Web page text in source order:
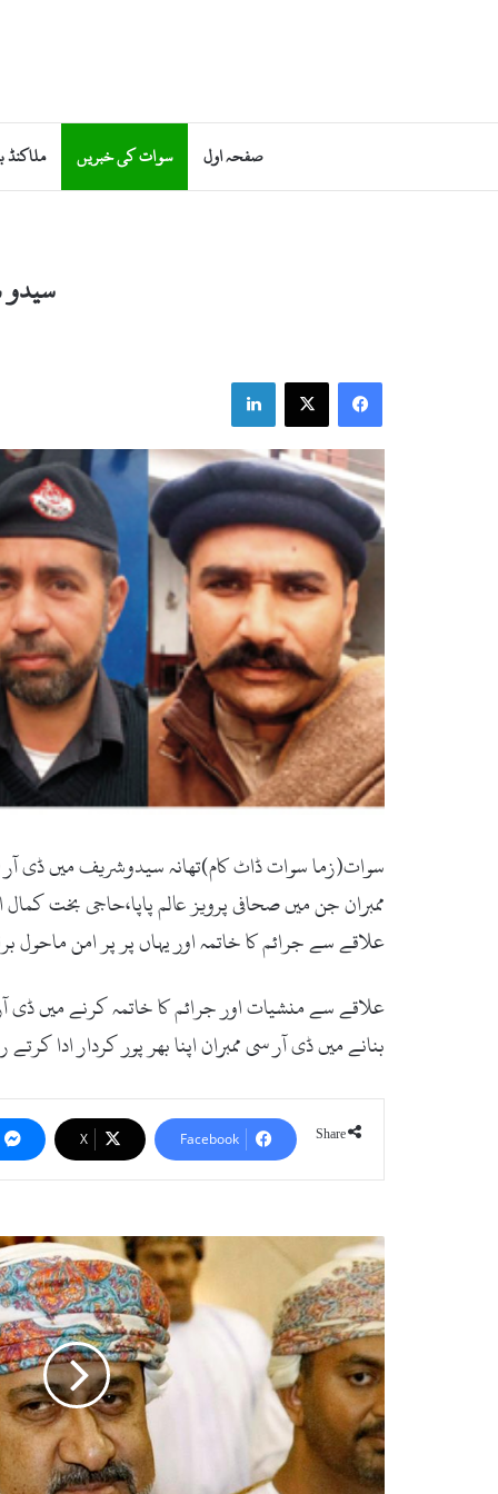
صفحہ اول سوات کی خبریں
Facebook
X
سوات(زما سوات ڈاٹ کام)تھانہ سیدوشریف میں ڈی
ممبران جن میں صحافی پرویز عالم پاپا،حاجی بخت
علاقے سے جرائم کا خاتمہ اور یہاں پر پر امن ماحول
علاقے سے منشیات اور جرائم کا خاتمہ کرنے میں ڈی
بنانے میں ڈی آر سی ممبران اپنا بھر پور کردار ادا
Share
Facebook
X
ھ
ی
ث
م
ب
ن
ط
ا
ر
ق
ن